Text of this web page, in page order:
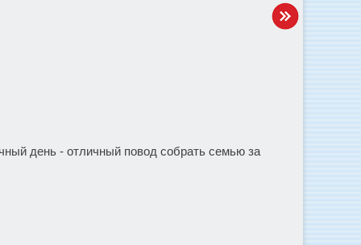
день - отличный повод собрать семью за